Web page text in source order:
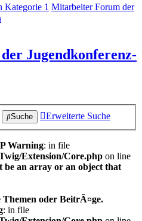
Kategorie 1 Mitarbeiter Forum der
Jugendkonferenz-
Suche Erweiterte Suche
Warning: in file
Extension/Core.php on line
be an array or an object that
Themen oder BeitrÃ¤ge.
: in file